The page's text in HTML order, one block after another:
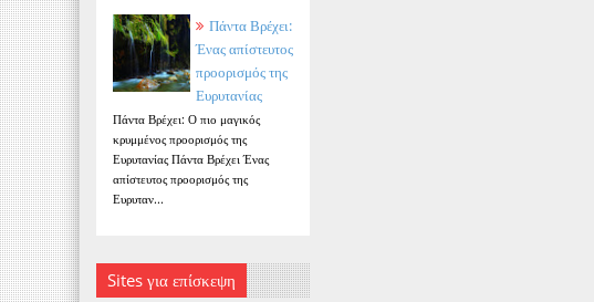
Πάντα Βρέχει:
Ένας απίστευτος
προορισμός της
Ευρυτανίας
Πάντα Βρέχει: Ο πιο μαγικός
κρυμμένος προορισμός της
Ευρυτανίας Πάντα Βρέχει Ένας
απίστευτος προορισμός της
Ευρυταν...
Sites για επίσκεψη